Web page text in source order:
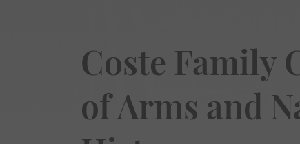
Coste Family
of Arms and